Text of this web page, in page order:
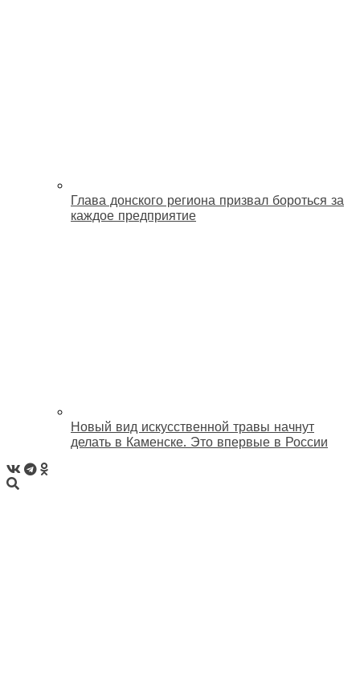
Глава донского региона призвал бороться за
каждое предприятие
Новый вид искусственной травы начнут
делать в Каменске. Это впервые в России